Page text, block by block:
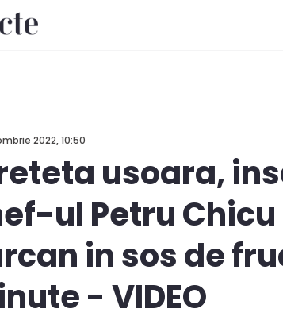
2022, 10:50
usoara,
ul Petru
in sos de
- VIDEO